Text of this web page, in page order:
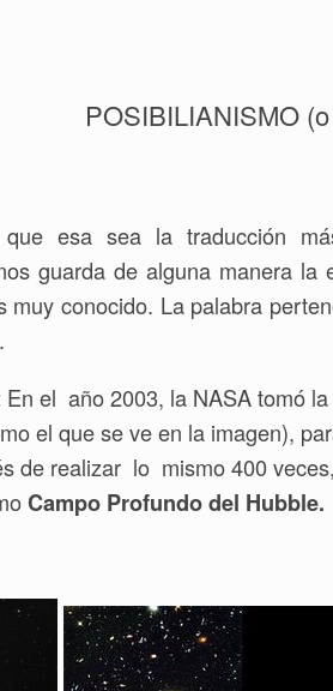
POSIBILIANISMO
esa sea la traducción
guarda de alguna manera
muy conocido. La palabra
el año 2003, la NASA tomó
el que se ve en la imagen),
de realizar lo mismo 400
Campo Profundo del Hubble.